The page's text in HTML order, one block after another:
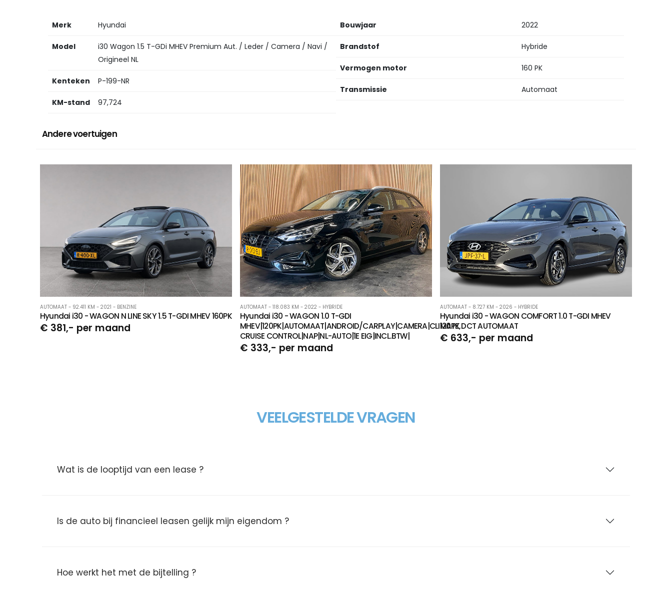
Merk Hyundai
Model
i30 Wagon 1.5 T-GDi MHEV Premium Aut. / Leder / Camera / Navi /
Origineel NL
Kenteken P-199-NR
KM-stand 97,724
Bouwjaar 2022
Brandstof Hybride
Vermogen motor 160 PK
Transmissie Automaat
Andere voertuigen
AUTOMAAT - 92.411 KM - 2021 - BENZINE
Hyundai i30 - WAGON N LINE SKY 1.5 T-GDI MHEV 160PK
€ 381,- per maand
AUTOMAAT - 118.083 KM - 2022 - HYBRIDE
Hyundai i30 - WAGON 1.0 T-GDI
MHEV|120PK|AUTOMAAT|ANDROID/CARPLAY|CAMERA|CLIMATE,
CRUISE CONTROL|NAP|NL-AUTO|1E EIG|INCL.BTW|
€ 333,- per maand
AUTOMAAT - 8.727 KM - 2026 - HYBRIDE
Hyundai i30 - WAGON COMFORT 1.0 T-GDI MHEV
120PK DCT AUTOMAAT
€ 633,- per maand
VEELGESTELDE VRAGEN
Wat is de looptijd van een lease ?
Is de auto bij financieel leasen gelijk mijn eigendom ?
Hoe werkt het met de bijtelling ?